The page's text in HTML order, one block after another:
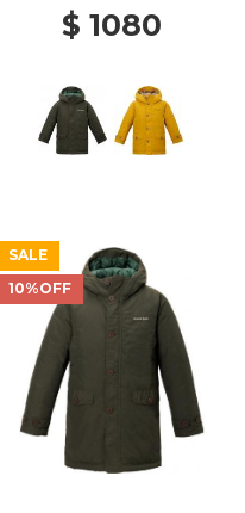
$ 1080
SALE
10%OFF